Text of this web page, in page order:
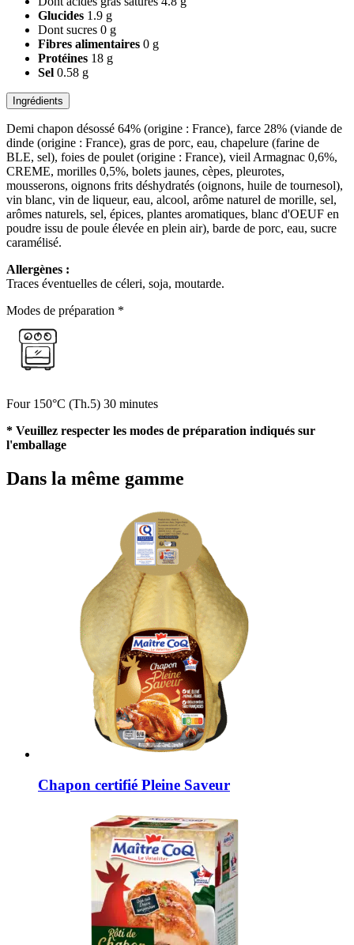
Glucides 1.9 g
Dont sucres 0 g
Fibres alimentaires 0 g
Protéines 18 g
Sel 0.58 g
Ingrédients
Demi chapon désossé 64% (origine : France), farce 28% (viande de
dinde (origine : France), gras de porc, eau, chapelure (farine de
BLE, sel), foies de poulet (origine : France), vieil Armagnac 0,6%,
CREME, morilles 0,5%, bolets jaunes, cèpes, pleurotes,
mousserons, oignons frits déshydratés (oignons, huile de tournesol),
vin blanc, vin de liqueur, eau, alcool, arôme naturel de morille, sel,
arômes naturels, sel, épices, plantes aromatiques, blanc d'OEUF en
poudre issu de poule élevée en plein air), barde de porc, eau, sucre
caramélisé.
Allergènes :
Traces éventuelles de céleri, soja, moutarde.
Modes de préparation *
Four 150°C (Th.5) 30 minutes
* Veuillez respecter les modes de préparation indiqués sur
l'emballage
Dans la même gamme
Chapon certifié Pleine Saveur